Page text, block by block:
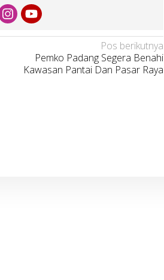
Pos berikutnya
Pemko Padang Segera Benahi
Kawasan Pantai Dan Pasar Raya